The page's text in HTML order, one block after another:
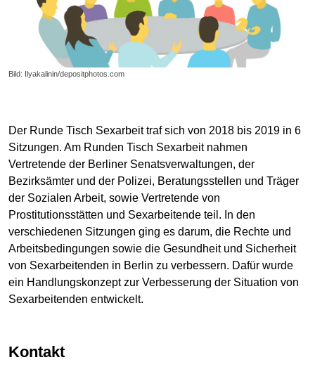
Bild: Ilyakalinin/depositphotos.com
Der Runde Tisch Sexarbeit traf sich von 2018 bis 2019 in 6
Sitzungen. Am Runden Tisch Sexarbeit nahmen
Vertretende der Berliner Senatsverwaltungen, der
Bezirksämter und der Polizei, Beratungsstellen und Träger
der Sozialen Arbeit, sowie Vertretende von
Prostitutionsstätten und Sexarbeitende teil. In den
verschiedenen Sitzungen ging es darum, die Rechte und
Arbeitsbedingungen sowie die Gesundheit und Sicherheit
von Sexarbeitenden in Berlin zu verbessern. Dafür wurde
ein Handlungskonzept zur Verbesserung der Situation von
Sexarbeitenden entwickelt.
Kontakt